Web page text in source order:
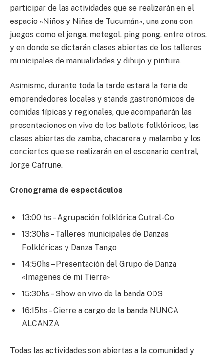
participar de las actividades que se realizarán en el
espacio «Niños y Niñas de Tucumán», una zona con
juegos como el jenga, metegol, ping pong, entre otros,
y en donde se dictarán clases abiertas de los talleres
municipales de manualidades y dibujo y pintura.
Asimismo, durante toda la tarde estará la feria de
emprendedores locales y stands gastronómicos de
comidas típicas y regionales, que acompañarán las
presentaciones en vivo de los ballets folklóricos, las
clases abiertas de zamba, chacarera y malambo y los
conciertos que se realizarán en el escenario central,
Jorge Cafrune.
Cronograma de espectáculos
13:00 hs – Agrupación folklórica Cutral-Co
13:30hs – Talleres municipales de Danzas
Folklóricas y Danza Tango
14:50hs – Presentación del Grupo de Danza
«Imagenes de mi Tierra»
15:30hs – Show en vivo de la banda ODS
16:15hs – Cierre a cargo de la banda NUNCA
ALCANZA
Todas las actividades son abiertas a la comunidad y